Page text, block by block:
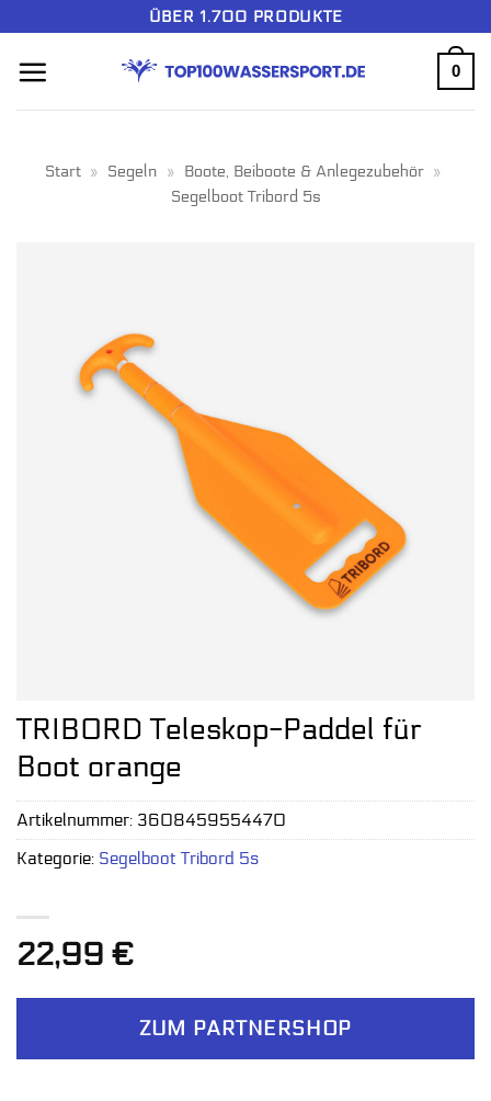
springen
ÜBER 1.700 PRODUKTE
0
Start » Segeln » Boote, Beiboote & Anlegezubehör »
Segelboot Tribord 5s
TRIBORD Teleskop-Paddel für
Boot orange
22,99 €
ZUM PARTNERSHOP
Artikelnummer: 3608459554470
Kategorie: Segelboot Tribord 5s